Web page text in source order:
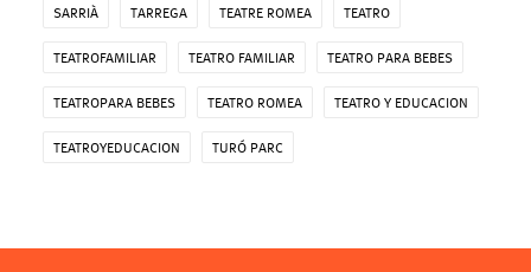
SARRIÀ TARREGA TEATRE ROMEA TEATRO
TEATROFAMILIAR TEATRO FAMILIAR TEATRO PARA BEBES
TEATROPARA BEBES TEATRO ROMEA TEATRO Y EDUCACION
TEATROYEDUCACION TURÓ PARC